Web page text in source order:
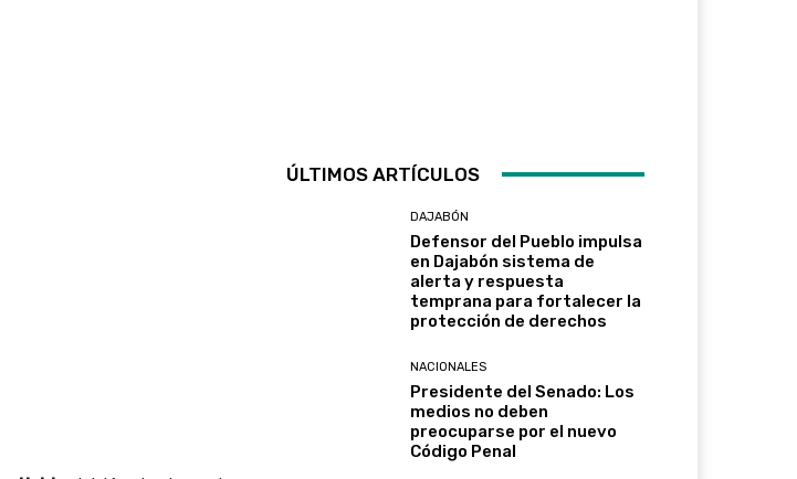
ÚLTIMOS ARTÍCULOS
DAJABÓN
Defensor del Pueblo impulsa
en Dajabón sistema de
alerta y respuesta
temprana para fortalecer la
protección de derechos
NACIONALES
Presidente del Senado: Los
medios no deben
preocuparse por el nuevo
Código Penal